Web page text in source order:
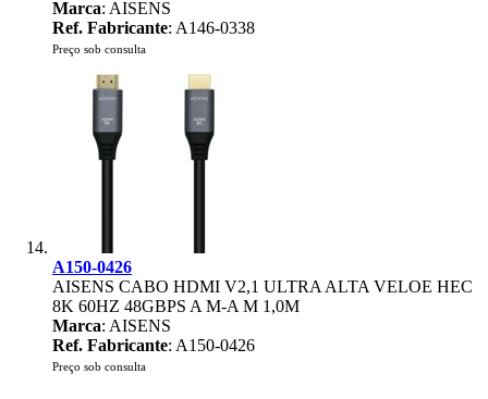
Marca: AISENS
Ref. Fabricante: A146-0338
Preço sob consulta
A150-0426
AISENS CABO HDMI V2,1 ULTRA ALTA VELOE HEC
8K 60HZ 48GBPS A M-A M 1,0M
Marca: AISENS
Ref. Fabricante: A150-0426
Preço sob consulta